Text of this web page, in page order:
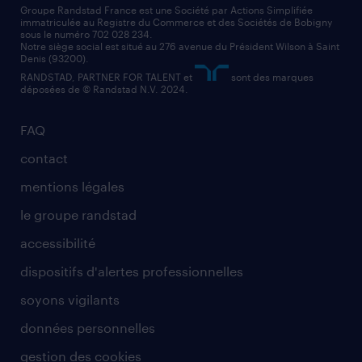
assistant administratif
comptable
nos cabinets de recrutement
FAQ
contact
mentions légales
le groupe randstad
accessibilité
dispositifs d'alertes professionnelles
soyons vigilants
données personnelles
gestion des cookies
Groupe Randstad France est une Société par Actions Simplifiée
immatriculée au Registre du Commerce et des Sociétés de Bobigny
sous le numéro 702 028 234.
Notre siège social est situé au 276 avenue du Président Wilson à Saint
Denis (93200).
RANDSTAD, PARTNER FOR TALENT et
sont des marques
déposées de © Randstad N.V. 2024.